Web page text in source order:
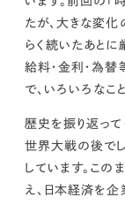
たが、大きな変
らく続いたあとに
給料・金利・為替
で、いろいろなこ
歴史を振り返っ
世界大戦の後でし
しています。こ
え、日本経済を企